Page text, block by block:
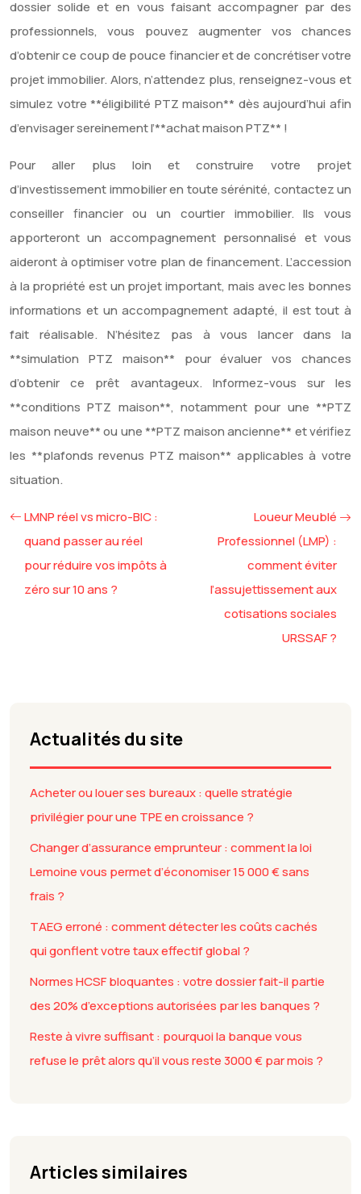
dossier solide et en vous faisant accompagner par des
professionnels, vous pouvez augmenter vos chances
d’obtenir ce coup de pouce financier et de concrétiser votre
projet immobilier. Alors, n’attendez plus, renseignez-vous et
simulez votre **éligibilité PTZ maison** dès aujourd’hui afin
d’envisager sereinement l’**achat maison PTZ** !
Pour aller plus loin et construire votre projet
d’investissement immobilier en toute sérénité, contactez un
conseiller financier ou un courtier immobilier. Ils vous
apporteront un accompagnement personnalisé et vous
aideront à optimiser votre plan de financement. L’accession
à la propriété est un projet important, mais avec les bonnes
informations et un accompagnement adapté, il est tout à
fait réalisable. N’hésitez pas à vous lancer dans la
**simulation PTZ maison** pour évaluer vos chances
d’obtenir ce prêt avantageux. Informez-vous sur les
**conditions PTZ maison**, notamment pour une **PTZ
maison neuve** ou une **PTZ maison ancienne** et vérifiez
les **plafonds revenus PTZ maison** applicables à votre
situation.
LMNP réel vs micro-BIC :
quand passer au réel
pour réduire vos impôts à
zéro sur 10 ans ?
Loueur Meublé
Professionnel (LMP) :
comment éviter
l’assujettissement aux
cotisations sociales
URSSAF ?
Actualités du site
Acheter ou louer ses bureaux : quelle stratégie
privilégier pour une TPE en croissance ?
Changer d’assurance emprunteur : comment la loi
Lemoine vous permet d’économiser 15 000 € sans
frais ?
TAEG erroné : comment détecter les coûts cachés
qui gonflent votre taux effectif global ?
Normes HCSF bloquantes : votre dossier fait-il partie
des 20% d’exceptions autorisées par les banques ?
Reste à vivre suffisant : pourquoi la banque vous
refuse le prêt alors qu’il vous reste 3000 € par mois ?
Articles similaires